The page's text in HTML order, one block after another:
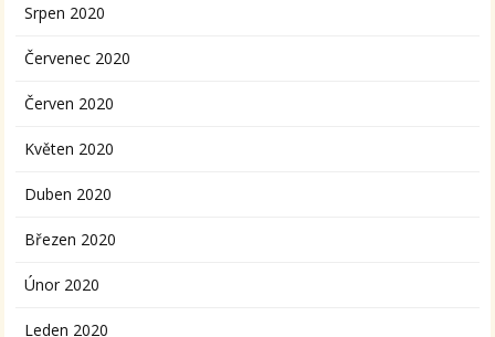
Srpen 2020
Červenec 2020
Červen 2020
Květen 2020
Duben 2020
Březen 2020
Únor 2020
Leden 2020